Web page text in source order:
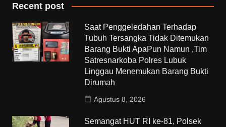
Recent post
Saat Penggeledahan Terhadap
Tubuh Tersangka Tidak Ditemukan
Barang Bukti ApaPun Namun ,Tim
Satresnarkoba Polres Lubuk
Linggau Menemukan Barang Bukti
Dirumah
Agustus 8, 2026
Semangat HUT RI ke-81, Polsek